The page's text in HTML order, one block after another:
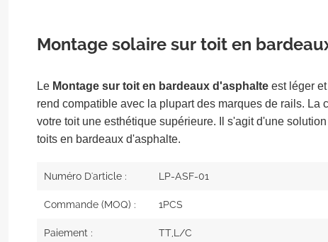
Montage solaire sur toit en
LeMontage sur toit en bardeaux d'asphalteest léger et
rend compatible avec la plupart des marques de rails. La
votre toit une esthétique supérieure. Il s'agit d'une
toits en bardeaux d'asphalte.
Numéro D'article : LP-ASF-01
Commande (MOQ) : 1PCS
Paiement : TT,L/C